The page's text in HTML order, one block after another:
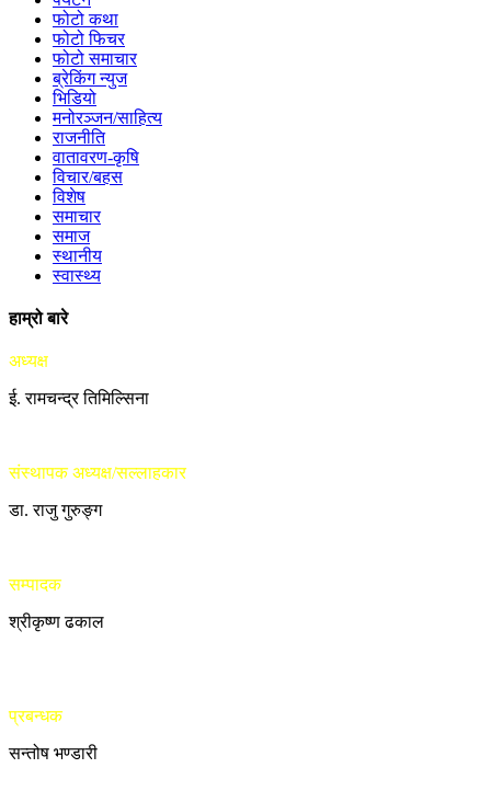
फोटो कथा
फोटो फिचर
फोटो समाचार
ब्रेकिंग न्युज
भिडियो
मनोरञ्जन/साहित्य
राजनीति
वातावरण-कृषि
विचार/बहस
विशेष
समाचार
समाज
स्थानीय
स्वास्थ्य
हाम्रो बारे
अध्यक्ष
ई. रामचन्द्र तिमिल्सिना
संस्थापक अध्यक्ष/सल्लाहकार
डा. राजु गुरुङ्ग
सम्पादक
श्रीकृष्ण ढकाल
प्रबन्धक
सन्तोष भण्डारी